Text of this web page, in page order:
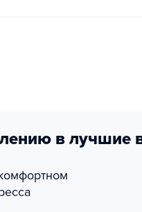
в лучшие